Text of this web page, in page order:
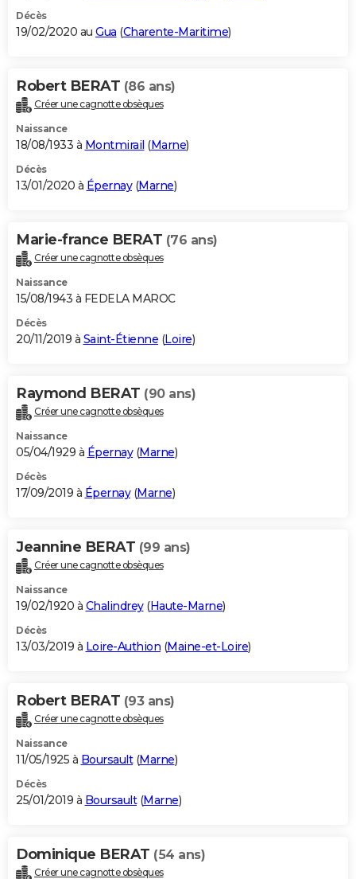
Décès
19/02/2020 au Gua (Charente-Maritime)
Robert BERAT (86 ans)
Créer une cagnotte obsèques
Naissance
18/08/1933 à Montmirail (Marne)
Décès
13/01/2020 à Épernay(Marne)
Marie-france BERAT (76 ans)
Créer une cagnotte obsèques
Naissance
15/08/1943 à FEDELA MAROC
Décès
20/11/2019 à Saint-Étienne (Loire)
Raymond BERAT (90 ans)
Créer une cagnotte obsèques
Naissance
05/04/1929 à Épernay(Marne)
Décès
17/09/2019 à Épernay(Marne)
Jeannine BERAT (99 ans)
Créer une cagnotte obsèques
Naissance
19/02/1920 à Chalindrey(Haute-Marne)
Décès
13/03/2019 à Loire-Authion (Maine-et-Loire)
Robert BERAT (93 ans)
Créer une cagnotte obsèques
Naissance
11/05/1925 à Boursault(Marne)
Décès
25/01/2019 à Boursault(Marne)
Dominique BERAT (54 ans)
Créer une cagnotte obsèques